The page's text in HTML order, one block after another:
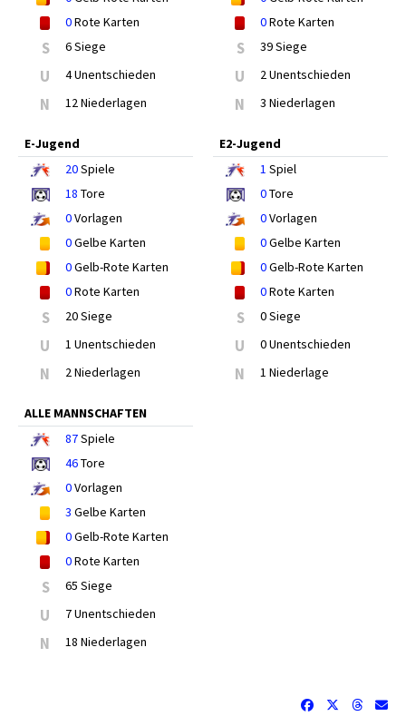
0Rote Karten
S 6 Siege
U 4 Unentschieden
N 12 Niederlagen
0Rote Karten
S 39 Siege
U 2 Unentschieden
N 3 Niederlagen
E-Jugend
20Spiele
18 Tore
0Vorlagen
0Gelbe Karten
0Gelb-Rote Karten
0Rote Karten
S 20 Siege
U 1 Unentschieden
N 2 Niederlagen
E2-Jugend
1 Spiel
0Tore
0Vorlagen
0Gelbe Karten
0Gelb-Rote Karten
0Rote Karten
S 0 Siege
U 0 Unentschieden
N 1 Niederlage
ALLE MANNSCHAFTEN
87Spiele
46Tore
0Vorlagen
3 Gelbe Karten
0Gelb-Rote Karten
0Rote Karten
S 65 Siege
U 7 Unentschieden
N 18 Niederlagen